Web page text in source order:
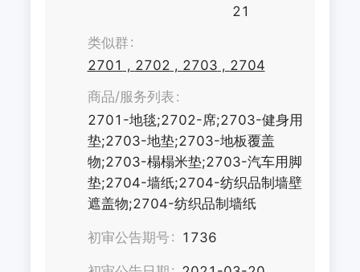
21
类似群
2701 , 2702 , 2703 , 2704
商品/服务列表
2701-地毯;2702-席;2703-健身用
垫;2703-地垫;2703-地板覆盖
物;2703-榻榻米垫;2703-汽车用脚
垫;2704-墙纸;2704-纺织品制墙壁
遮盖物;2704-纺织品制墙纸
初审公告期号 1736